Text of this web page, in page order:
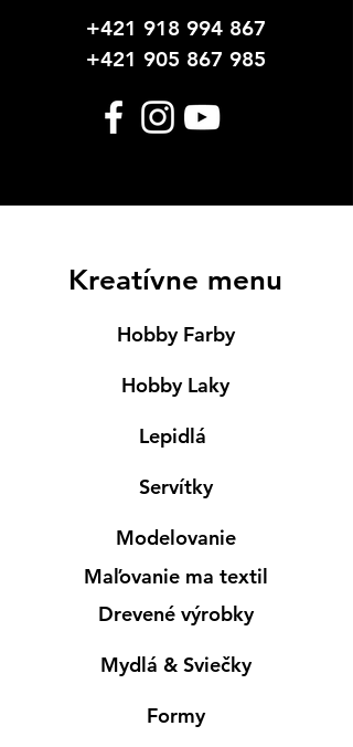
+421 918 994 867
+421 905 867 985
Kreatívne menu
Hobby Farby
Hobby Laky
Lepidlá
Servítky
Modelovanie
Maľovanie ma textil
Drevené výrobky
Mydlá & Sviečky
Formy